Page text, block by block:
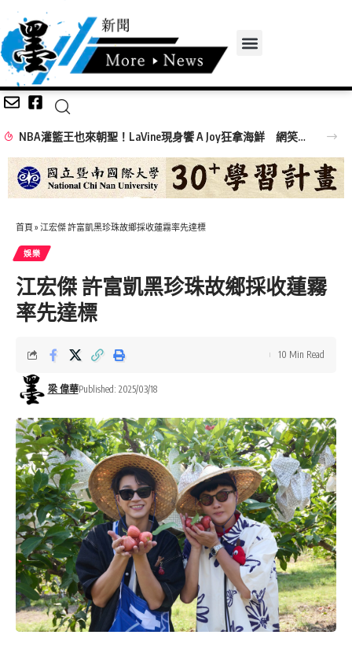
NBA灌籃王也來朝聖！LaVine現身饗 A Joy狂拿海鮮 網笑：吃飯免費看球星
首頁 » 江宏傑 許富凱黑珍珠故鄉採收蓮霧率先達標
娛樂
江宏傑 許富凱黑珍珠故鄉採收蓮霧
率先達標
梁 偉華Published: 2025/03/18
10 Min Read